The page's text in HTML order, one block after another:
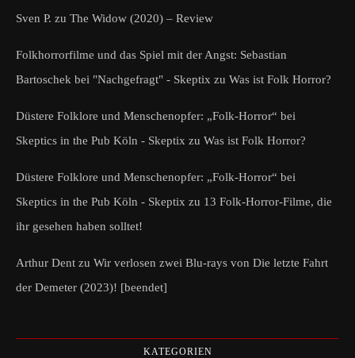
Sven P. zu The Widow (2020) – Review
Folkhorrorfilme und das Spiel mit der Angst: Sebastian
Bartoschek bei "Nachgefragt" - Skeptix zu Was ist Folk Horror?
Düstere Folklore und Menschenopfer: „Folk-Horror“ bei
Skeptics in the Pub Köln - Skeptix zu Was ist Folk Horror?
Düstere Folklore und Menschenopfer: „Folk-Horror“ bei
Skeptics in the Pub Köln - Skeptix zu 13 Folk-Horror-Filme, die
ihr gesehen haben solltet!
Arthur Dent zu Wir verlosen zwei Blu-rays von Die letzte Fahrt
der Demeter (2023)! [beendet]
KATEGORIEN